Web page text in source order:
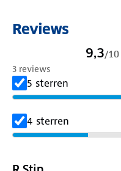
Reviews
9,3/10
3 reviews
5 sterren
4 sterren